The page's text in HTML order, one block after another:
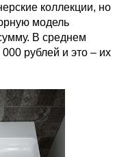
коллекции, но
модель
В среднем
рублей и это – их